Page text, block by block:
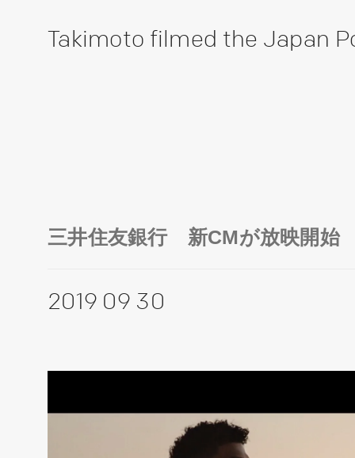
Takimoto filmed the Japan
三井住友銀行 新CMが放映開始
2019 09 30